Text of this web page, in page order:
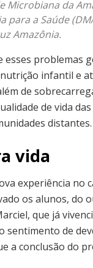
Microbiana da
para a Saúde
Amazônia.
esses problemas
infantil e
de
de vida
distantes.
vida
experiência no
os alunos, do
que já
sentimento de
a conclusão do